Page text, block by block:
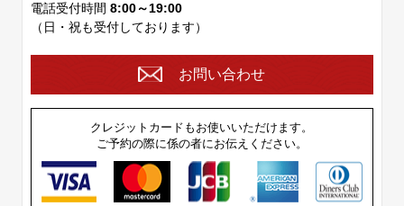
電話受付時間 8:00～19:00
（日・祝も受付しております）
お問い合わせ
クレジットカードもお使いいただけます。
ご予約の際に係の者にお伝えください。